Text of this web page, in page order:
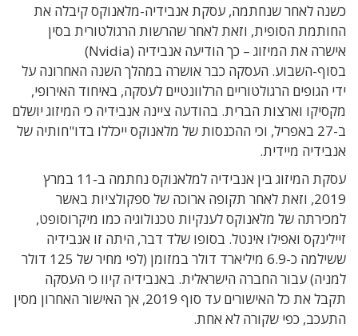
כשנה לאחר שנחתמה, עסקת אנבידיה-מלאנוקס קיבלה את
החותמת הסופית, וזאת לאחר שהרשות הרגולטורית בסין
אישרה את המיזוג – כך הודיעה אנבידיה (Nvidia)
בסוף-השבוע. העסקה כבר אושרה במהלך השנה האחרונה על
ידי הגופים הרגולטוריים הרלוונטיים לעסקה, באיחוד האירופי,
מקסיקו וארצות הברית. בהודעה ציינה אנבידיה כי המיזוג יושלם
ב-27 באפריל, וכי ההכנסות של מלאנוקס ייכללו בדו"חותיה של
אנבידיה מיידית.
עסקת המיזוג בין אנבידיה למלאנוקס נחתמה ב-11 במרץ
2019, וזאת לאחר תקופה ארוכה של ספקולציות באשר
למכירתה של מלאנוקס לענקיות טכנולוגיה כמו מיקרוסופט,
זיילינקס ואפילו אינטל. בסופו שלד דבר, היתה זו אנבידיה
ששילמה כ-6.9 מיליארד דולר במזומן (לפי מחיר של 125 דולר
למניה) עבור החברה הישראלית. באנבידיה קיוו כי העסקה
תקבל את כל האישורים עד סוף 2019, אך האישור האחרון מסין
התעכב, כפי שקורה לא אחת.